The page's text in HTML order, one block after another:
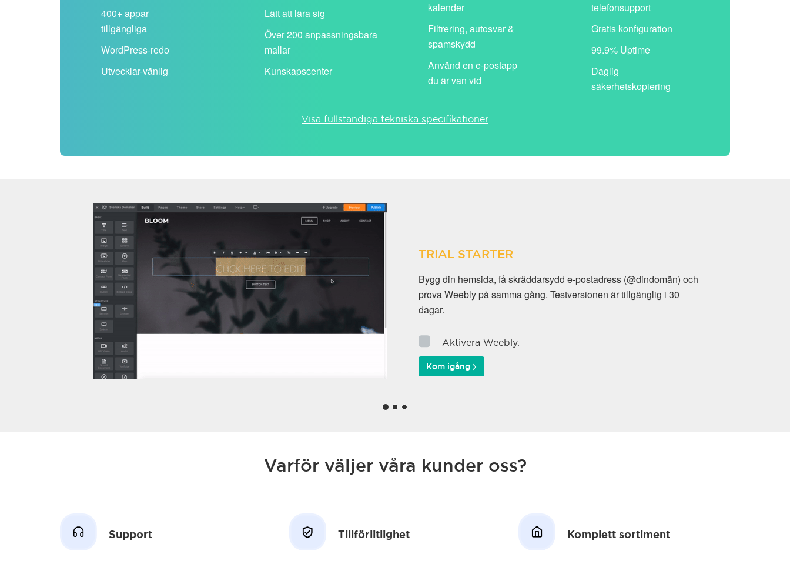
400+ appar
tillgängliga
WordPress-redo
Utvecklar-vänlig
Lätt att lära sig
Över 200 anpassningsbara
mallar
Kunskapscenter
kalender
Filtrering, autosvar &
spamskydd
Använd en e-postapp
du är van vid
telefonsupport
Gratis konfiguration
99.9% Uptime
Daglig
säkerhetskopiering
Visa fullständiga tekniska specifikationer
TRIAL STARTER
Bygg din hemsida, få skräddarsydd e-postadress (@dindomän) och
prova Weebly på samma gång. Testversionen är tillgänglig i 30
dagar.
Aktivera Weebly.
Kom igång
Varför väljer våra kunder oss?
Support Tillförlitlighet Komplett sortiment